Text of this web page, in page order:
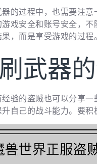
器的过程中，也需要注
游戏安全和账号安全，
，而是享受游戏的过程。
武器
经验的盗贼也可以分享
自己的战斗能力。要积